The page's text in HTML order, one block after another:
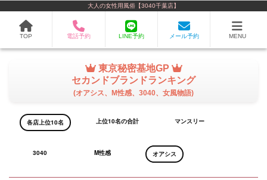
大人の女性用風俗【3040千葉店】
TOP 電話予約 LINE予約 メール予約 MENU
東京秘密基地GP
セカンドブランドランキング
(オアシス、M性感、3040、女風物語)
各店上位10名 上位10名の合計 マンスリー
3040 M性感 オアシス